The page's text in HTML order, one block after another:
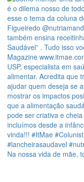
Na nossa vida de mãe,